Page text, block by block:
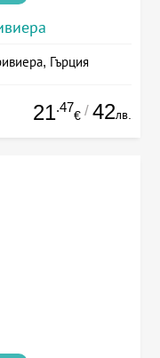
Гърция
21.47
€ / 42лв.